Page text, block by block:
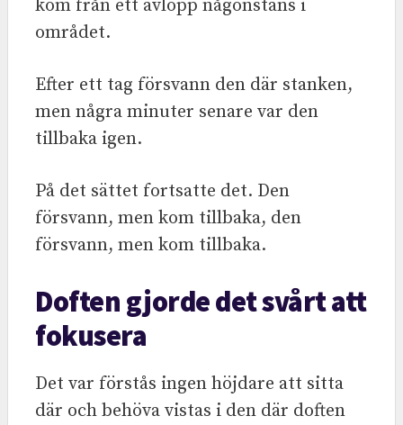
kom från ett avlopp någonstans i
området.
Efter ett tag försvann den där stanken,
men några minuter senare var den
tillbaka igen.
På det sättet fortsatte det. Den
försvann, men kom tillbaka, den
försvann, men kom tillbaka.
Doften gjorde det svårt att
fokusera
Det var förstås ingen höjdare att sitta
där och behöva vistas i den där doften